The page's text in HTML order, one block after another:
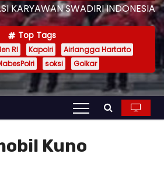
KARYAWAN SWADIRI INDONESIA
Top Tags
RI Kapolri
Airlangga Hartarto
soksi Golkar
Kuno